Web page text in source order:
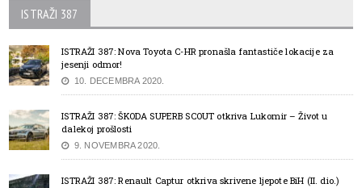
ISTRAŽI 387
ISTRAŽI 387: Nova Toyota C-HR pronašla fantastiče lokacije za
jesenji odmor!
10. DECEMBRA 2020.
ISTRAŽI 387: ŠKODA SUPERB SCOUT otkriva Lukomir – Život u
dalekoj prošlosti
9. NOVEMBRA 2020.
ISTRAŽI 387: Renault Captur otkriva skrivene ljepote BiH (II. dio.)